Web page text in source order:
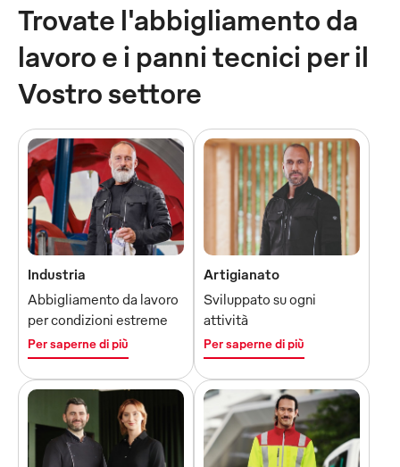
Trovate l'abbigliamento da
lavoro e i panni tecnici per il
Vostro settore
Industria
Abbigliamento da lavoro
per condizioni estreme
Per saperne di più
Artigianato
Sviluppato su ogni
attività
Per saperne di più